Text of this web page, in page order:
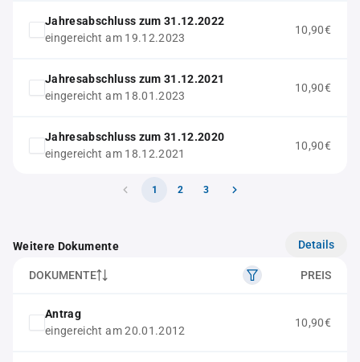
Jahresabschluss zum 31.12.2022
eingereicht am 19.12.2023
10,90€
Jahresabschluss zum 31.12.2021
eingereicht am 18.01.2023
10,90€
Jahresabschluss zum 31.12.2020
eingereicht am 18.12.2021
10,90€
1 2 3
Weitere Dokumente Details
DOKUMENTE PREIS
Antrag
eingereicht am 20.01.2012
10,90€